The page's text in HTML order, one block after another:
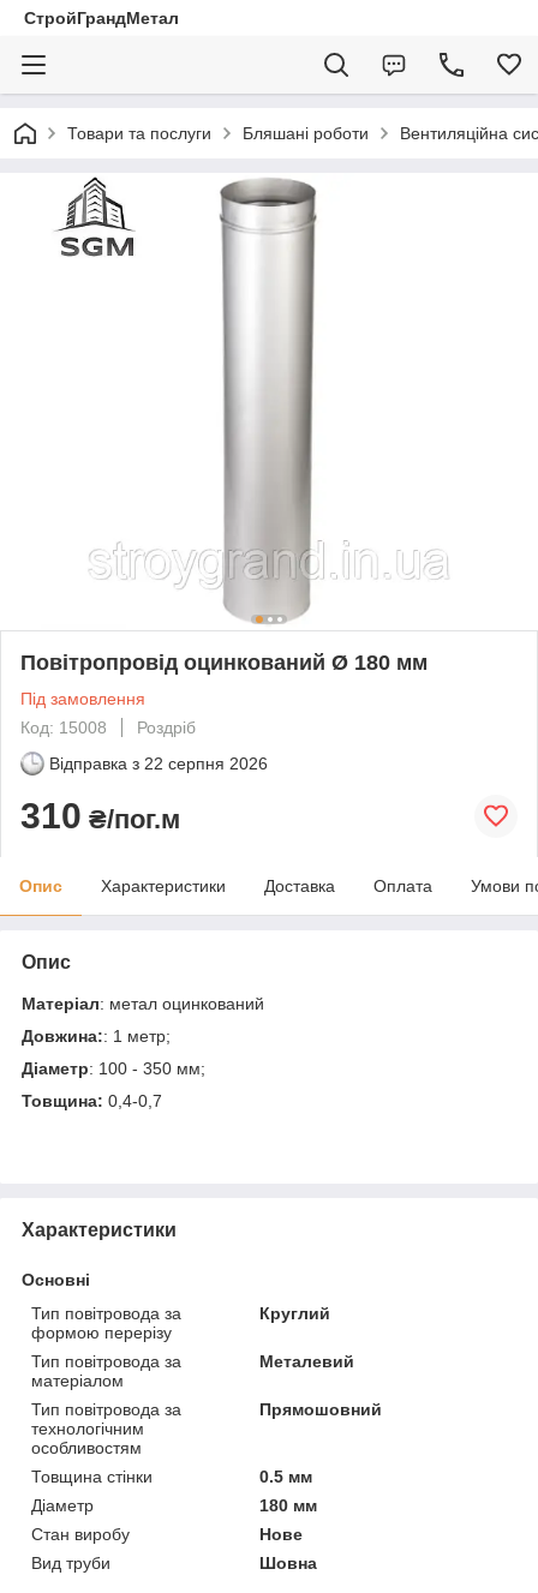
СтройГрандМетал
Товари та послуги Бляшані роботи Вентиляційна
Повітропровід оцинкований Ø 180 мм
Під замовлення
Код: 15008
Роздріб
Відправка з 22 серпня 2026
310 ₴/пог.м
Опис Характеристики Доставка Оплата Умови
Опис
Матеріал: метал оцинкований
Довжина:: 1 метр;
Діаметр: 100 - 350 мм;
Товщина: 0,4-0,7
Характеристики
Основні
Тип повітровода за
формою перерізу
Круглий
Тип повітровода за
матеріалом
Металевий
Тип повітровода за
технологічним
особливостям
Прямошовний
Товщина стінки
0.5 мм
Діаметр
180 мм
Стан виробу
Нове
Вид труби
Шовна